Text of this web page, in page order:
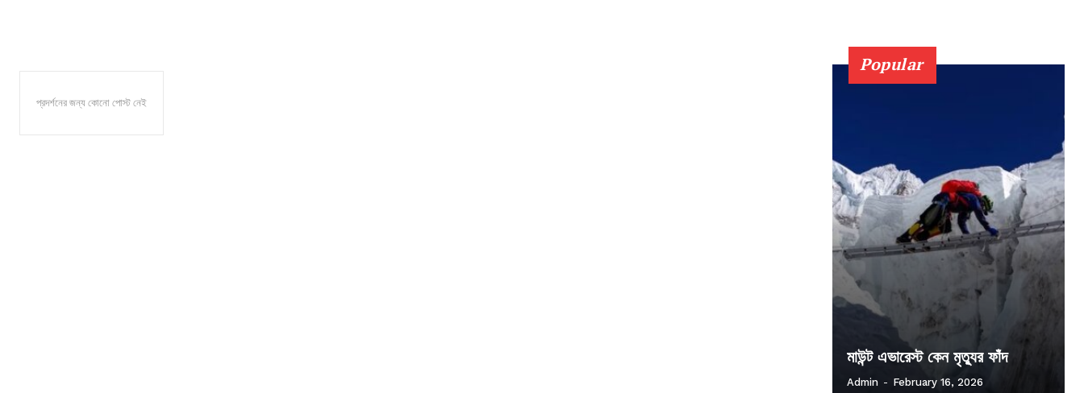
প্রদর্শনের জন্য কোনো পোস্ট নেই
Popular
মাউন্ট এভারেস্ট কেন মৃত্যুর ফাঁদ
Admin - February 16, 2026